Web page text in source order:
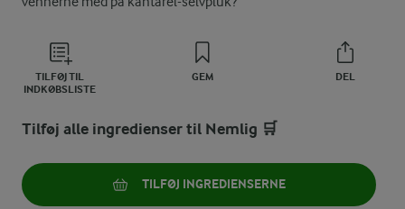
TILFØJ TIL
INDKØBSLISTE
GEM DEL
Tilføj alle ingredienser til Nemlig 🛒
TILFØJ INGREDIENSERNE